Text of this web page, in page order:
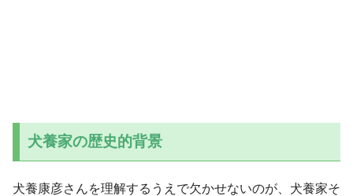
犬養家の歴史的背景
犬養康彦さんを理解するうえで欠かせないのが、犬養家そ